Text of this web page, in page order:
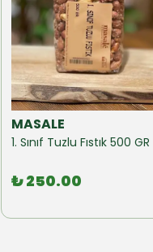
MASALE
1. Sınıf Tuzlu Fıstık 500 GR
₺ 250.00